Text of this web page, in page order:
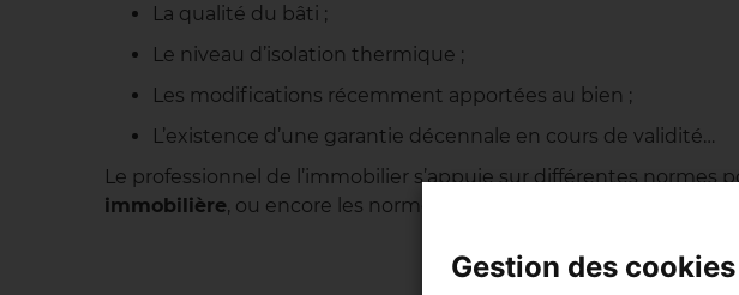
La qualité du bâti ;
Le niveau d’isolation thermique ;
Les modifications récemment apportées au bien ;
L’existence d’une garantie décennale en cours de validité…
Le professionnel de l’immobilier s’appuie sur différentes
immobilière, ou encore les normes IFRS.
Gestion des cookies